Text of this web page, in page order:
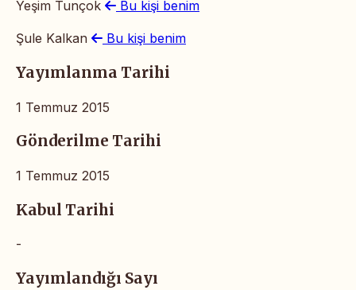
Yeşim Tunçok Bu kişi benim
Şule Kalkan Bu kişi benim
Yayımlanma Tarihi
1 Temmuz 2015
Gönderilme Tarihi
1 Temmuz 2015
Kabul Tarihi
-
Yayımlandığı Sayı